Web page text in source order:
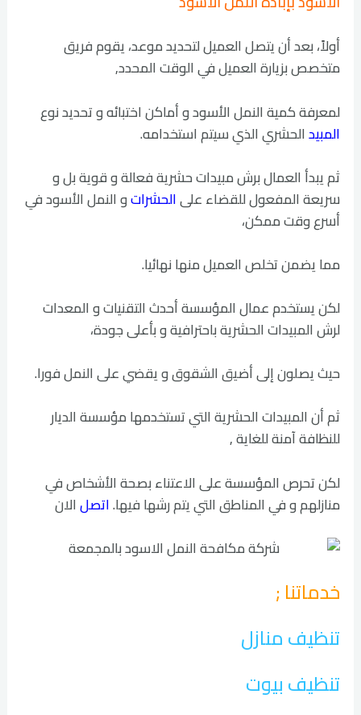
أولاً، بعد أن يتصل العميل لتحديد موعد، يقوم فريق
متخصص بزيارة العميل في الوقت المحدد,
لمعرفة كمية النمل الأسود و أماكن اختبائه و تحديد نوع
المبيدالحشري الذي سيتم استخدامه.
ثم يبدأ العمال برش مبيدات حشرية فعالة و قوية بل و
سريعة المفعول للقضاء علىالحشراتو النمل الأسود في
أسرع وقت ممكن،
مما يضمن تخلص العميل منها نهائيا.
لكن يستخدم عمال المؤسسة أحدث التقنيات و المعدات
لرش المبيدات الحشرية باحترافية و بأعلى جودة،
حيث يصلون إلى أضيق الشقوق و يقضي على النمل فورا.
ثم أن المبيدات الحشرية التي تستخدمها مؤسسة الديار
للنظافة آمنة للغاية ,
لكن تحرص المؤسسة على الاعتناء بصحة الأشخاص في
منازلهم و في المناطق التي يتم رشها فيها.اتصلالان
خدماتنا ;
تنظيف منازل
تنظيف بيوت